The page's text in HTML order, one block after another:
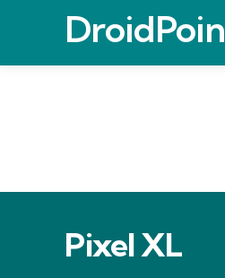
DroidPoin
Pixel XL